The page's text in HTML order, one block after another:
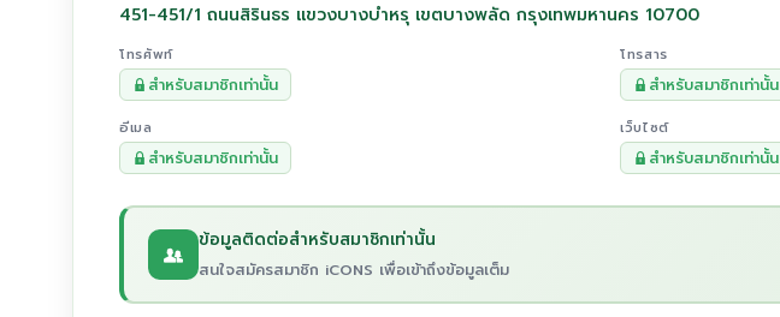
451-451/1 ถนนสิรินธร แขวงบางบำหรุ เขตบางพลัด กรุงเทพมหานคร 10700
โทรศัพท์
สำหรับสมาชิกเท่านั้น
โทรสาร
สำหรับสมาชิกเท่านั้น
อีเมล
สำหรับสมาชิกเท่านั้น
เว็บไซต์
สำหรับสมาชิกเท่านั้น
ข้อมูลติดต่อสำหรับสมาชิกเท่านั้น
สนใจสมัครสมาชิก iCONS เพื่อเข้าถึงข้อมูลเต็ม